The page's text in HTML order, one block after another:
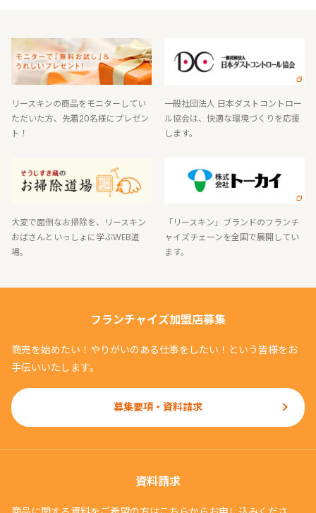
リースキンの商品をモニターしてい
ただいた方、先着20名様にプレゼン
ト！
一般社団法人 日本ダストコントロー
ル協会は、快適な環境づくりを応援
します。
大変で面倒なお掃除を、リースキン
おばさんといっしょに学ぶWEB道
場。
「リースキン」ブランドのフランチ
ャイズチェーンを全国で展開してい
ます。
フランチャイズ加盟店募集
商売を始めたい！やりがいのある仕事をしたい！という皆様をお
手伝いいたします。
募集要項・資料請求
資料請求